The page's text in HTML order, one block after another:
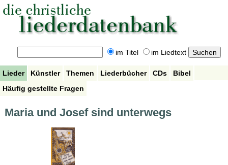
im Titel im Liedtext
Lieder Künstler Themen Liederbücher CDs
Bibel
Häufig gestellte Fragen
Maria und Josef sind unterwegs